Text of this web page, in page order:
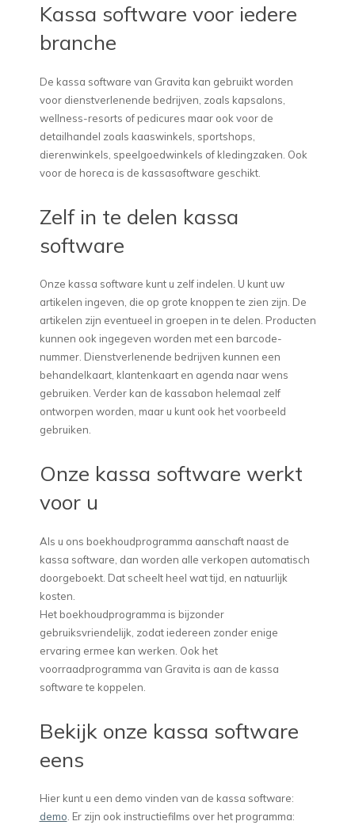
Kassa software voor iedere
branche
De kassa software van Gravita kan gebruikt worden
voor dienstverlenende bedrijven, zoals kapsalons,
wellness-resorts of pedicures maar ook voor de
detailhandel zoals kaaswinkels, sportshops,
dierenwinkels, speelgoedwinkels of kledingzaken. Ook
voor de horeca is de kassasoftware geschikt.
Zelf in te delen kassa
software
Onze kassa software kunt u zelf indelen. U kunt uw
artikelen ingeven, die op grote knoppen te zien zijn. De
artikelen zijn eventueel in groepen in te delen. Producten
kunnen ook ingegeven worden met een barcode-
nummer. Dienstverlenende bedrijven kunnen een
behandelkaart, klantenkaart en agenda naar wens
gebruiken. Verder kan de kassabon helemaal zelf
ontworpen worden, maar u kunt ook het voorbeeld
gebruiken.
Onze kassa software werkt
voor u
Als u ons boekhoudprogramma aanschaft naast de
kassa software, dan worden alle verkopen automatisch
doorgeboekt. Dat scheelt heel wat tijd, en natuurlijk
kosten.
Het boekhoudprogramma is bijzonder
gebruiksvriendelijk, zodat iedereen zonder enige
ervaring ermee kan werken. Ook het
voorraadprogramma van Gravita is aan de kassa
software te koppelen.
Bekijk onze kassa software
eens
Hier kunt u een demo vinden van de kassa software:
demo . Er zijn ook instructiefilms over het programma: